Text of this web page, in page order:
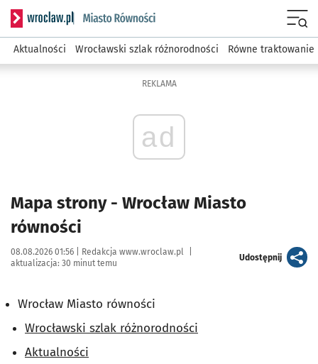
Serwis informacyjny wroclaw.pl podserwis: Miasto równości
Aktualności Wrocławski szlak różnorodności Równe traktowanie
REKLAMA
ad
Mapa strony - Wrocław Miasto
równości
Data publikacji:
08.08.2026 01:56 | Autor:
Redakcja www.wroclaw.pl
aktualizacja: 30 minut temu
Udostępnijartykuł
Wrocław Miasto równości
Wrocławski szlak różnorodności
Aktualności